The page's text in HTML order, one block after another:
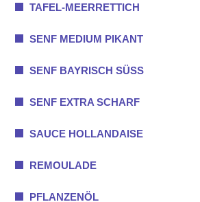
TAFEL-MEERRETTICH
SENF MEDIUM PIKANT
SENF BAYRISCH SÜSS
SENF EXTRA SCHARF
SAUCE HOLLANDAISE
REMOULADE
PFLANZENÖL